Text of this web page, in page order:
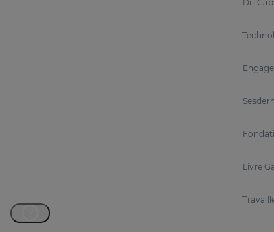
offre une action continue.
a une action
La formulation liposomale de ces
Ingrédients sélectionnés pour
Dr.
Livre